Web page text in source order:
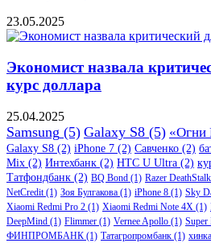
23.05.2025
Экономист назвала
курс доллара
25.04.2025
Samsung (5) Galaxy S8 (5) «Огни
Galaxy S8 (2) iPhone 7 (2) Савченко (2)
Mix (2) Интехбанк (2) HTC U Ultra (2)
Татфондбанк (2) BQ Bond (1) Razer
NetCredit (1) Зоя Булгакова (1) iPhone 8 (1) Sky
Xiaomi Redmi Pro 2 (1) Xiaomi Redmi Note 4X (1)
DeepMind (1) Flimmer (1) Vernee Apollo (1) Super
ФИНПРОМБАНК (1) Татагропромбанк (1)